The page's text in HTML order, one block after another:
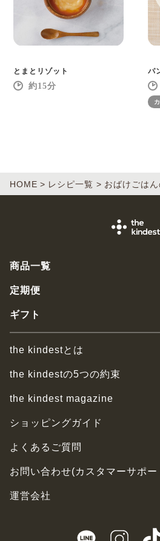
とまとリゾット
15
パ
HOME レシピ一覧 おばけごは
商品一覧
定期便
ギフト
the kindestとは
the kindestの5つの約束
the kindest magazine
ショッピングガイド
よくあるご質問
お問い合わせ(カスタマーサポ
運営会社